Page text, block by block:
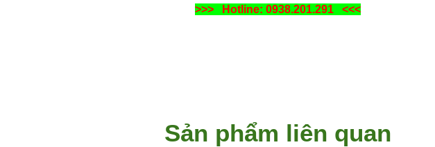
>>> Hotline: 0938.201.291 <<<
Sản phẩm liên quan